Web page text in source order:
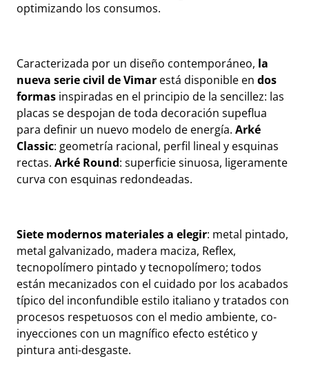
optimizando los consumos.
Caracterizada por un diseño contemporáneo, la
nueva serie civil de Vimar está disponible en dos
formas inspiradas en el principio de la sencillez: las
placas se despojan de toda decoración supeflua
para definir un nuevo modelo de energía. Arké
Classic: geometría racional, perfil lineal y esquinas
rectas. Arké Round: superficie sinuosa, ligeramente
curva con esquinas redondeadas.
Siete modernos materiales a elegir: metal pintado,
metal galvanizado, madera maciza, Reflex,
tecnopolímero pintado y tecnopolímero; todos
están mecanizados con el cuidado por los acabados
típico del inconfundible estilo italiano y tratados con
procesos respetuosos con el medio ambiente, co-
inyecciones con un magnífico efecto estético y
pintura anti-desgaste.